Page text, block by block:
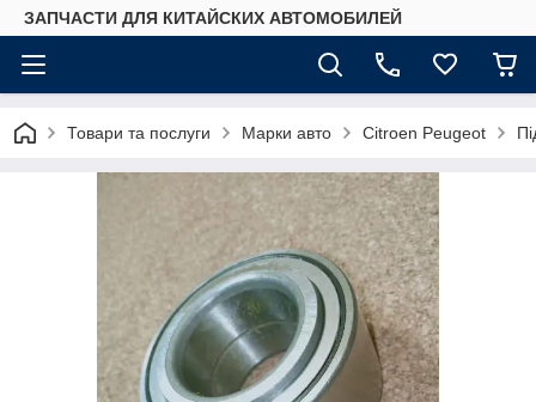
ЗАПЧАСТИ ДЛЯ КИТАЙСКИХ АВТОМОБИЛЕЙ
Товари та послуги Марки авто Citroen Peugeot